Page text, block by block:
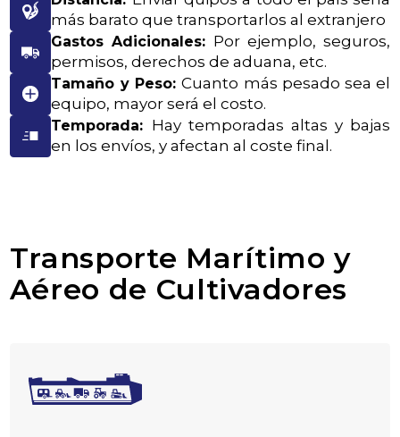
más barato que transportarlos al extranjero
Gastos Adicionales: Por ejemplo, seguros,
permisos, derechos de aduana, etc.
Tamaño y Peso:Cuanto más pesado sea el
equipo, mayor será el costo.
Temporada: Hay temporadas altas y bajas
en los envíos, y afectan al coste final.
Transporte Marítimo y
Aéreo de Cultivadores